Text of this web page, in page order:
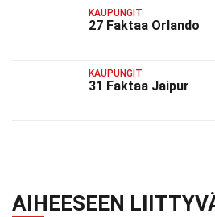
KAUPUNGIT
27 Faktaa Orlando
KAUPUNGIT
31 Faktaa Jaipur
AIHEESEEN